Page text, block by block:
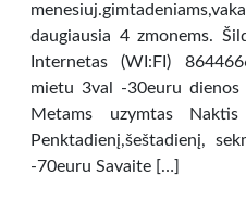
daugiausia 4 zmonems.
Internetas (WI:FI)
mietu 3val -30euru
Metams uzymtas
Penktadienį,šeštadienį,
-70euru Savaite […]